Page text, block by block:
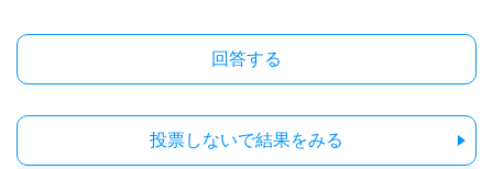
投票しないで結果をみる